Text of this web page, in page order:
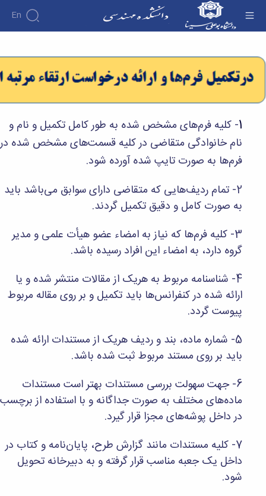
En
دانشکده
درباره
دانشکده
دانشکده
روسای
پیشین
افتخارات
آلبوم
عکس
اطلاعات
تماس
دانشکده
معاونت
آموزشی
پژوهشی
معاونت
تحصیلات
تکمیلی
کمیته
منتخب
هیات
کمیته
ترفیع
شورای
فرهنگی
آموزش
دوره
فرم
ها
و
آئین
نامه
ها
آیین‌نامه‌های
معاونت
آموزشی
تکمیلی
ها
آئین
نامه
سمینارها
پایان
نامه
آیین‌نامه‌های
معاونت
آموزشی
پژوهش
هفته
پژوهش
کارگاه ها
آزمایشگاه
برق
گروه
عمران
گروه
مکانیک
گروه
گروه
صنایع
گروه
کامپیوتر
پژوهش
های
مهندسی
در
سیستم
تولید
Journal
of
Stress
Analysis
دفتر
افراد
اساتید
اساتید
دانشکده
اساتید
بازنشسته
کارکنان
مهندسی
گروه
گروه
های
آموزشی
برق
مهندسی
مواد
عمران
مهندسی
مهندسی
مکانیک
مهندسی
کامپیوتر
مهندسی
1- کلیه فرم‌های مشخص شده به طور کامل تکمیل و نام و
نام خانوادگی متقاضی در کلیه قسمت‌های مشخص شده در
فرم‌ها به صورت تایپ شده آورده شود.
2- تمام ردیف‌هایی که متقاضی دارای سوابق می‌باشد باید
به صورت کامل و دقیق تکمیل گردند.
3- کلیه فرم‌ها که نیاز به امضاء عضو هیأت علمی و مدیر
گروه دارد، به امضاء این افراد رسیده باشد.
4- شناسنامه مربوط به هریک از مقالات منتشر شده و یا
ارائه شده در کنفرانس‌ها باید تکمیل و بر روی مقاله مربوط
پیوست گردد.
5- شماره ماده، بند و ردیف هریک از مستندات ارائه شده
باید بر روی مستند مربوط ثبت شده باشد.
6- جهت سهولت بررسی مستندات بهتر است مستندات
ماده‌های مختلف به صورت جداگانه و با استفاده از برچسب
در داخل پوشه‌های مجزا قرار گیرد.
7- کلیه مستندات مانند گزارش طرح، پایان‌نامه و کتاب در
داخل یک جعبه مناسب قرار گرفته و به دبیرخانه تحویل
شود.